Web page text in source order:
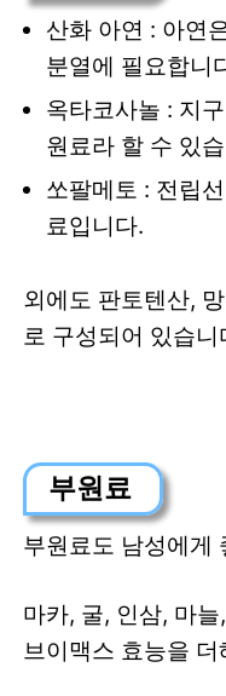
산화 아연 : 아연
분열에 필요합니
옥타코사놀 : 지
원료라 할 수 있
쏘팔메토 : 전립
료입니다.
외에도 판토텐산,
로 구성되어 있습니
부원료
부원료도 남성에게
마카, 굴, 인삼, 마
브이맥스 효능을